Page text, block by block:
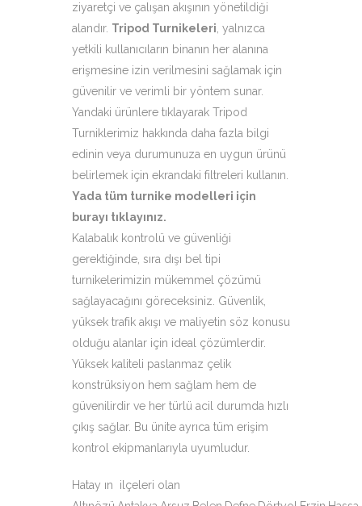
ziyaretçi ve çalışan akışının yönetildiği
alandır. Tripod Turnikeleri yalnızca
yetkili kullanıcıların binanın her alanına
erişmesine izin verilmesini sağlamak için
güvenilir ve verimli bir yöntem sunar.
Yandaki ürünlere tıklayarak Tripod
Turniklerimiz hakkında daha fazla bilgi
edinin veya durumunuza en uygun ürünü
belirlemek için ekrandaki filtreleri kullanın.
Yada tüm turnike modelleri için
burayı tıklayınız.
Kalabalık kontrolü ve güvenliği
gerektiğinde, sıra dışı bel tipi
turnikelerimizin mükemmel çözümü
sağlayacağını göreceksiniz. Güvenlik,
yüksek trafik akışı ve maliyetin söz konusu
olduğu alanlar için ideal çözümlerdir.
Yüksek kaliteli paslanmaz çelik
konstrüksiyon hem sağlam hem de
güvenilirdir ve her türlü acil durumda hızlı
çıkış sağlar. Bu ünite ayrıca tüm erişim
kontrol ekipmanlarıyla uyumludur.
Hatay ın ilçeleri olan